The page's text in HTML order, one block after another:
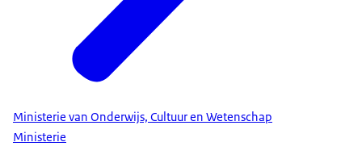
Ministerie van Onderwijs, Cultuur en Wetenschap
Ministerie